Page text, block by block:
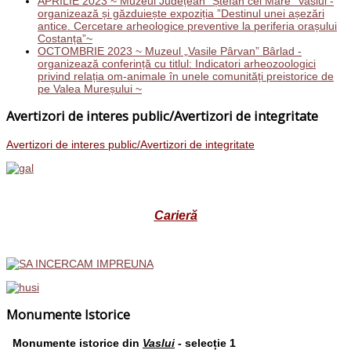
organizează și găzduiește expoziția ”Destinul unei așezări
antice. Cercetare arheologice preventive la periferia orașului
Costanța”~
OCTOMBRIE 2023 ~ Muzeul „Vasile Pârvan” Bârlad -
organizează conferință cu titlul: Indicatori arheozoologici
privind relația om-animale în unele comunități preistorice de
pe Valea Mureșului ~
Avertizori de interes public/Avertizori de integritate
Avertizori de interes public/Avertizori de integritate
Carieră
Monumente Istorice
Monumente istorice din Vaslui - selecție 1